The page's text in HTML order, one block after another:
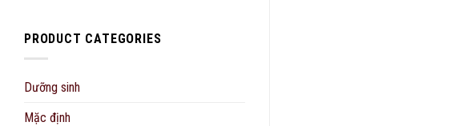
PRODUCT CATEGORIES
Dưỡng sinh
Mặc định